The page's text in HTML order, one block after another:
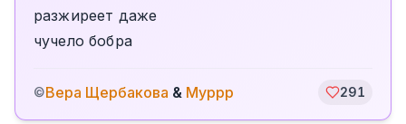
разжиреет даже
чучело бобра
©Вера Щербакова & Муррр 291